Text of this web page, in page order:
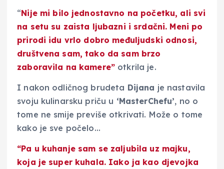
“Nije mi bilo jednostavno na početku, ali svi
na setu su zaista ljubazni i srdačni. Meni po
prirodi idu vrlo dobro međuljudski odnosi,
društvena sam, tako da sam brzo
zaboravila na kamere” otkrila je.
I nakon odličnog brudeta Dijana je nastavila
svoju kulinarsku priču u ‘MasterChefu’, no o
tome ne smije previše otkrivati. Može o tome
kako je sve počelo…
“Pa u kuhanje sam se zaljubila uz majku,
koja je super kuhala. Iako ja kao djevojka